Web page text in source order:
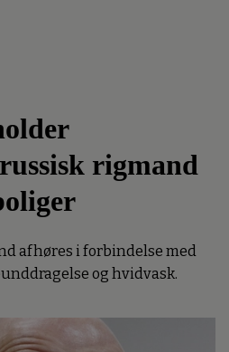
rigmand
afhøres i forbindelse med
og hvidvask.